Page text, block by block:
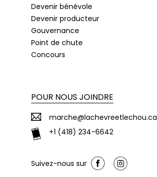
Devenir bénévole
Devenir producteur
Gouvernance
Point de chute
Concours
POUR NOUS JOINDRE
marche@lachevreetlechou.ca
+1 (418) 234-6642
Suivez-nous sur